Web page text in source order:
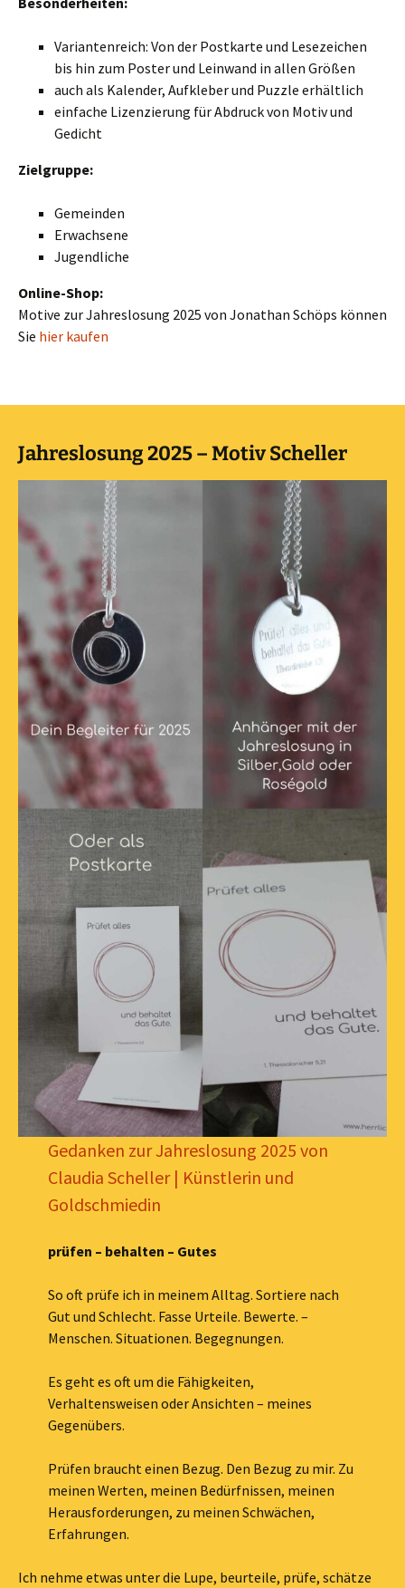
Variantenreich: Von der Postkarte und Lesezeichen
bis hin zum Poster und Leinwand in allen Größen
auch als Kalender, Aufkleber und Puzzle erhältlich
einfache Lizenzierung für Abdruck von Motiv und
Gedicht
Zielgruppe:
Gemeinden
Erwachsene
Jugendliche
Online-Shop:
Motive zur Jahreslosung 2025 von Jonathan Schöps können
Sie hier kaufen
Jahreslosung 2025 – Motiv Scheller
Gedanken zur Jahreslosung 2025 von
Claudia Scheller | Künstlerin und
Goldschmiedin
prüfen – behalten – Gutes
So oft prüfe ich in meinem Alltag. Sortiere nach
Gut und Schlecht. Fasse Urteile. Bewerte. –
Menschen. Situationen. Begegnungen.
Es geht es oft um die Fähigkeiten,
Verhaltensweisen oder Ansichten – meines
Gegenübers.
Prüfen braucht einen Bezug. Den Bezug zu mir. Zu
meinen Werten, meinen Bedürfnissen, meinen
Herausforderungen, zu meinen Schwächen,
Erfahrungen.
Ich nehme etwas unter die Lupe, beurteile, prüfe, schätze